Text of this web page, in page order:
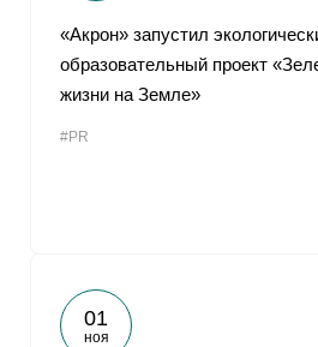
«Акрон» запустил
образовательный проект
жизни на Земле»
#PR
01
ноя